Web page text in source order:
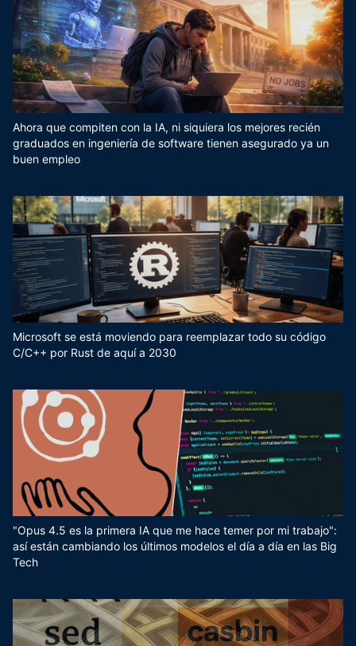
Ahora que compiten con la IA, ni siquiera los mejores recién
graduados en ingeniería de software tienen asegurado ya un
buen empleo
Microsoft se está moviendo para reemplazar todo su código
C/C++ por Rust de aquí a 2030
"Opus 4.5 es la primera IA que me hace temer por mi trabajo":
así están cambiando los últimos modelos el día a día en las Big
Tech